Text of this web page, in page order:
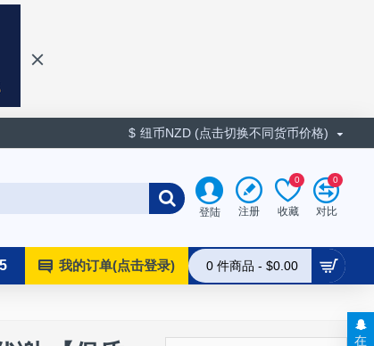
$ 纽币NZD (点击切换不同货币价格)
登陆 注册 收藏
0
对比
0
我的订单(点击登录) 0 件商品 - $0.00
在